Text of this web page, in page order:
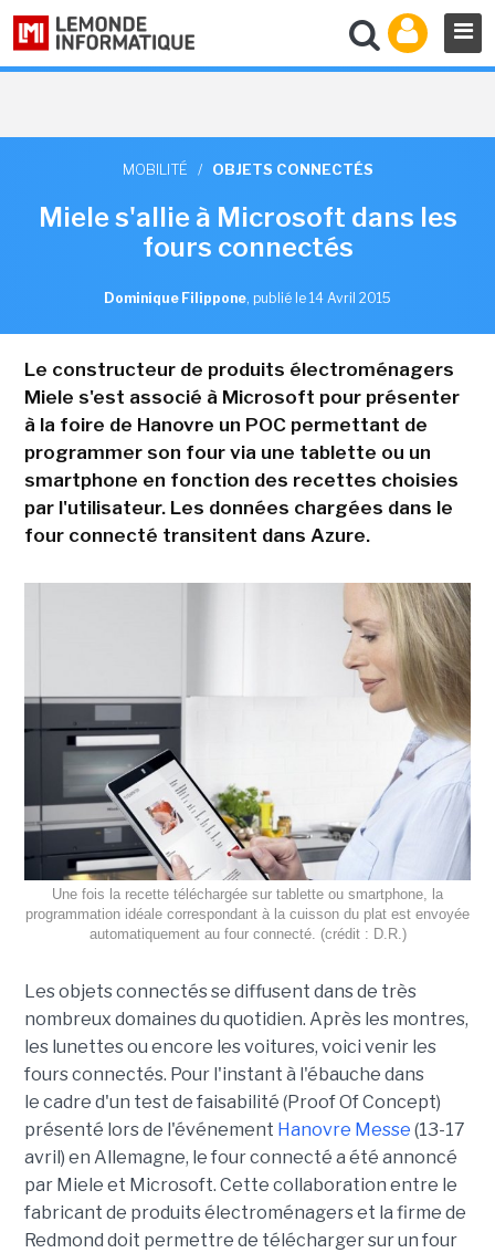
MOBILITÉ / OBJETS CONNECTÉS
Miele s'allie à Microsoft dans les
fours connectés
Dominique Filippone, publié le 14 Avril 2015
Le constructeur de produits électroménagers
Miele s'est associé à Microsoft pour présenter
à la foire de Hanovre un POC permettant de
programmer son four via une tablette ou un
smartphone en fonction des recettes choisies
par l'utilisateur. Les données chargées dans le
four connecté transitent dans Azure.
Une fois la recette téléchargée sur tablette ou smartphone, la
programmation idéale correspondant à la cuisson du plat est envoyée
automatiquement au four connecté. (crédit : D.R.)
Les objets connectés se diffusent dans de très
nombreux domaines du quotidien. Après les montres,
les lunettes ou encore les voitures, voici venir les
fours connectés. Pour l'instant à l'ébauche dans
le cadre d'un test de faisabilité (Proof Of Concept)
présenté lors de l'événement Hanovre Messe (13-17
avril) en Allemagne, le four connecté a été annoncé
par Miele et Microsoft. Cette collaboration entre le
fabricant de produits électroménagers et la firme de
Redmond doit permettre de télécharger sur un four